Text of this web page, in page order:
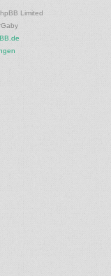
Limited